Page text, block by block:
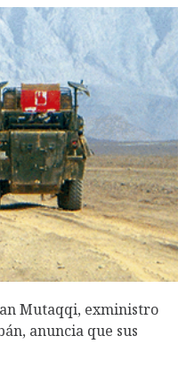
Mutaqqi, exministro
anuncia que sus